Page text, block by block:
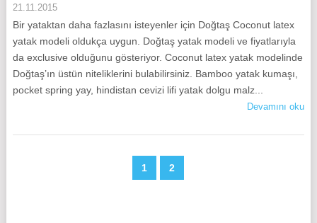
21.11.2015
Bir yataktan daha fazlasını isteyenler için Doğtaş Coconut latex
yatak modeli oldukça uygun. Doğtaş yatak modeli ve fiyatlarıyla
da exclusive olduğunu gösteriyor. Coconut latex yatak modelinde
Doğtaş’ın üstün niteliklerini bulabilirsiniz. Bamboo yatak kumaşı,
pocket spring yay, hindistan cevizi lifi yatak dolgu malz...
Devamını oku
1 2